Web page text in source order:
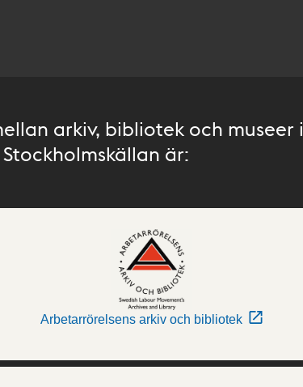
arkiv, bibliotek och museer i
är:
Arbetarrörelsens arkiv och bibliotek